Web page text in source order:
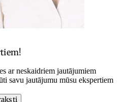
ar neskaidriem jautājumiem
savu jautājumu mūsu ekspertiem